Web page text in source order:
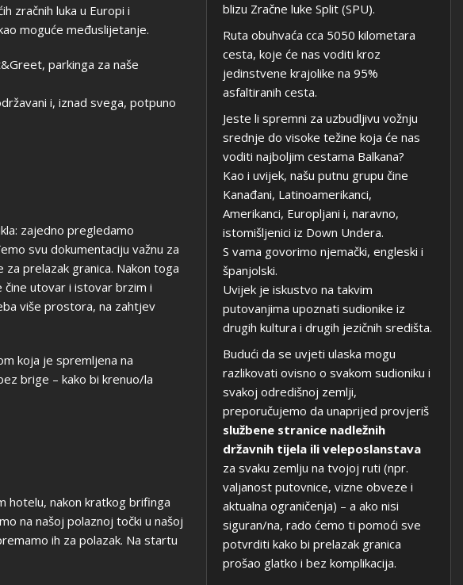
zračnih luka u Europi i
moguće međuslijetanje.
parkinga za naše
i, iznad svega, potpuno
zajedno pregledamo
svu dokumentaciju važnu za
prelazak granica. Nakon toga
utovar i istovar brzim i
više prostora, na zahtjev
koja je spremljena na
brige – kako bi krenuo/la
hotelu, nakon kratkog brifinga
na našoj polaznoj točki u našoj
ih za polazak. Na startu
blizu Zračne luke Split (SPU).
Ruta obuhvaća cca 5050 kilometara
cesta, koje će nas voditi kroz
jedinstvene krajolike na 95%
asfaltiranih cesta.
Jeste li spremni za uzbudljivu vožnju
srednje do visoke težine koja će nas
voditi najboljim cestama Balkana?
Kao i uvijek, našu putnu grupu čine
Kanađani, Latinoamerikanci,
Amerikanci, Europljani i, naravno,
istomišljenici iz Down Undera.
S vama govorimo njemački, engleski i
španjolski.
Uvijek je iskustvo na takvim
putovanjima upoznati sudionike iz
drugih kultura i drugih jezičnih središta.
Budući da se uvjeti ulaska mogu
razlikovati ovisno o svakom sudioniku i
svakoj odredišnoj zemlji,
preporučujemo da unaprijed provjeriš
službene stranice nadležnih
državnih tijela ili veleposlanstava
za svaku zemlju na tvojoj ruti (npr.
valjanost putovnice, vizne obveze i
aktualna ograničenja) – a ako nisi
siguran/na, rado ćemo ti pomoći sve
potvrditi kako bi prelazak granica
prošao glatko i bez komplikacija.